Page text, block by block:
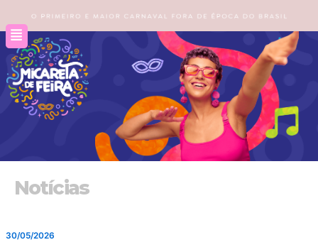
para
conteúdo
Notícias
30/05/2026